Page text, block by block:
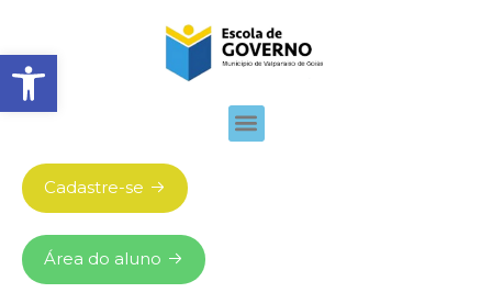
Abrir barra de ferramentas
Cadastre-se
Área do aluno